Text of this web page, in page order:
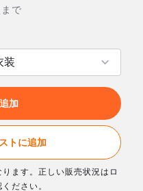
で
加
トに追加
ます。正しい販売状況はロ
ださい。